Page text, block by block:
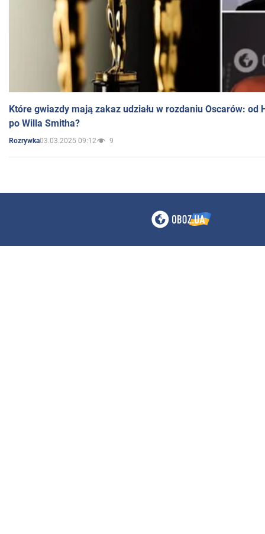
Które gwiazdy mają zakaz udziału w rozdaniu Oscarów: od
po Willa Smitha?
Rozrywka03.03.2025 09:12 9